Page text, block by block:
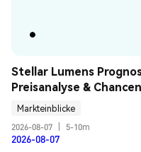
Stellar Lumens
Preisanalyse & Chancen
Markteinblicke
2026-08-07
5-10m
2026-08-07